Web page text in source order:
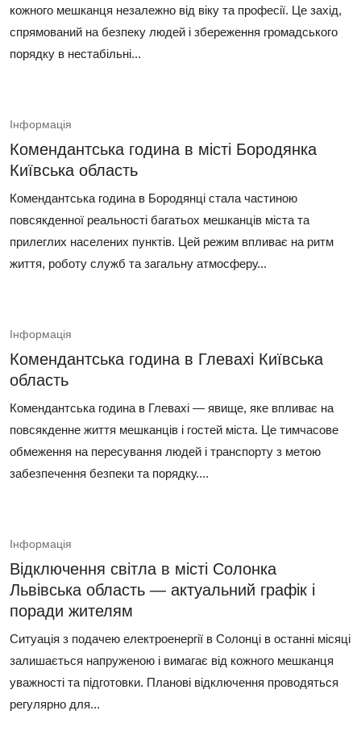
кожного мешканця незалежно від віку та професії. Це захід,
спрямований на безпеку людей і збереження громадського
порядку в нестабільні...
Інформація
Комендантська година в місті Бородянка
Київська область
Комендантська година в Бородянці стала частиною
повсякденної реальності багатьох мешканців міста та
прилеглих населених пунктів. Цей режим впливає на ритм
життя, роботу служб та загальну атмосферу...
Інформація
Комендантська година в Глевахі Київська
область
Комендантська година в Глевахі — явище, яке впливає на
повсякденне життя мешканців і гостей міста. Це тимчасове
обмеження на пересування людей і транспорту з метою
забезпечення безпеки та порядку....
Інформація
Відключення світла в місті Солонка
Львівська область — актуальний графік і
поради жителям
Ситуація з подачею електроенергії в Солонці в останні місяці
залишається напруженою і вимагає від кожного мешканця
уважності та підготовки. Планові відключення проводяться
регулярно для...